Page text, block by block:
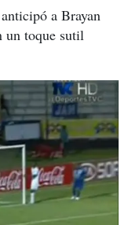
a Brayan
un toque sutil